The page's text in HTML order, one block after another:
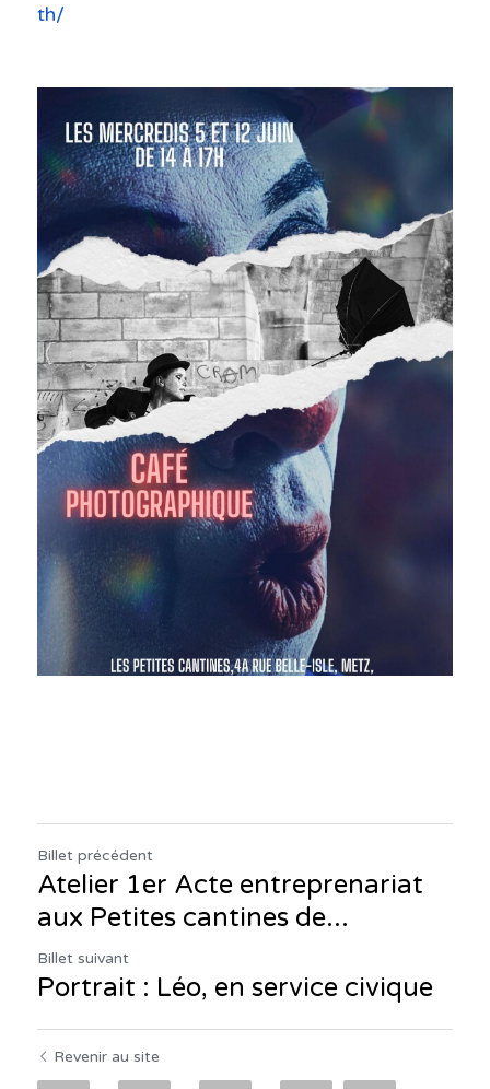
th/
Billet précédent
Atelier 1er Acte entreprenariat
aux Petites cantines de...
Billet suivant
Portrait : Léo, en service civique
Revenir au site